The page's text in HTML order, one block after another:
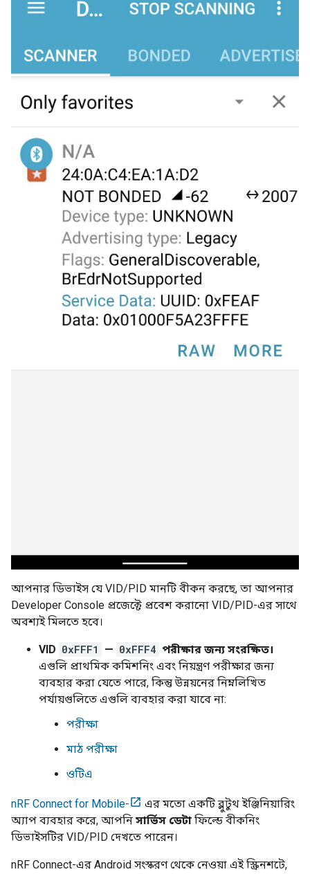
আপনার ডিভাইস যে VID/PID মানটি বীকন করছে, তা আপনার
Developer Console প্রজেক্টে প্রবেশ করানো VID/PID-এর সাথে
অবশ্যই মিলতে হবে।
VID 0xFFF1 — 0xFFF4 পরীক্ষার জন্য সংরক্ষিত।
এগুলি প্রাথমিক কমিশনিং এবং নিয়ন্ত্রণ পরীক্ষার জন্য
ব্যবহার করা যেতে পারে, কিন্তু উন্নয়নের নিম্নলিখিত
পর্যায়গুলিতে এগুলি ব্যবহার করা যাবে না:
পরীক্ষা
মাঠ পরীক্ষা
ওটিএ
nRF Connect for Mobile-
এর মতো একটি ব্লুটুথ ইঞ্জিনিয়ারিং
অ্যাপ ব্যবহার করে, আপনি সার্ভিস ডেটা ফিল্ডে বীকনিং
ডিভাইসটির VID/PID দেখতে পারেন।
nRF Connect-এর Android সংস্করণ থেকে নেওয়া এই স্ক্রিনশটে,